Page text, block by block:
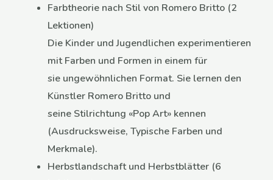
Farbtheorie nach Stil von Romero Britto (2
Lektionen)
Die Kinder und Jugendlichen experimentieren
mit Farben und Formen in einem für
sie ungewöhnlichen Format. Sie lernen den
Künstler Romero Britto und
seine Stilrichtung «Pop Art» kennen
(Ausdrucksweise, Typische Farben und
Merkmale).
Herbstlandschaft und Herbstblätter (6